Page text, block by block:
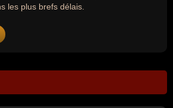
les plus brefs délais.